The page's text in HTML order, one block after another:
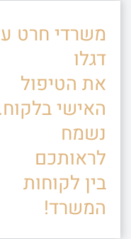
משרדי חרט
דגלו
את הטיפול
האישי בלקוח.
נשמח
לראותכם
בין לקוחות
המשרד!